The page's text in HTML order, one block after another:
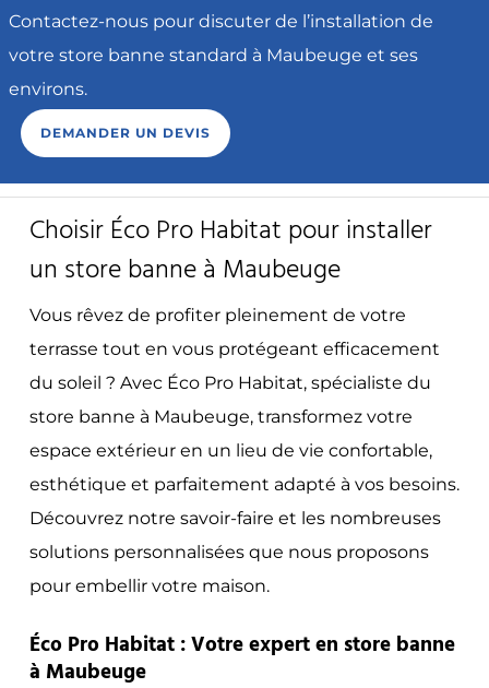
Contactez-nous pour discuter de l’installation de
votre store banne standard à Maubeuge et ses
environs.
DEMANDER UN DEVIS
Choisir Éco Pro Habitat pour installer
un store banne à Maubeuge
Vous rêvez de profiter pleinement de votre
terrasse tout en vous protégeant efficacement
du soleil ? Avec Éco Pro Habitat, spécialiste du
store banne à Maubeuge, transformez votre
espace extérieur en un lieu de vie confortable,
esthétique et parfaitement adapté à vos besoins.
Découvrez notre savoir-faire et les nombreuses
solutions personnalisées que nous proposons
pour embellir votre maison.
Éco Pro Habitat : Votre expert en store banne
à Maubeuge